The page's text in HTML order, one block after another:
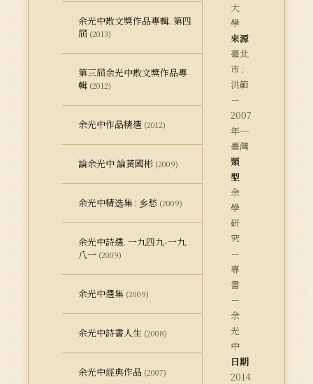
余光中散文獎作品專輯. 第四
屆 (2013)
第三屆余光中散文獎作品專
輯 (2012)
余光中作品精選 (2012)
論余光中 論黃國彬 (2009)
余光中精选集 : 乡愁 (2009)
余光中詩選. 一九四九-一九
八一 (2009)
余光中選集 (2009)
余光中詩書人生 (2008)
余光中經典作品 (2007)
大
學
來源
臺北
市 :
洪範
－
2007
年─
臺灣
類
型
余
學
研
究
－
專
書
－
余
光
中
日期
2014